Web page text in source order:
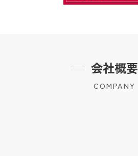
会社概要
COMPANY